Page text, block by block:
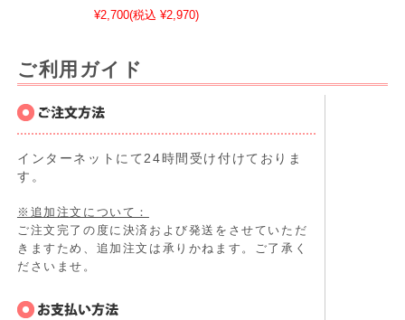
¥2,700(税込 ¥2,970)
ご利用ガイド
インターネットにて24時間受け付けておりま
す。
※追加注文について：
ご注文完了の度に決済および発送をさせていただ
きますため、追加注文は承りかねます。ご了承く
ださいませ。